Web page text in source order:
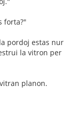
forta?"
pordoj estas nur
la vitron per
planon.